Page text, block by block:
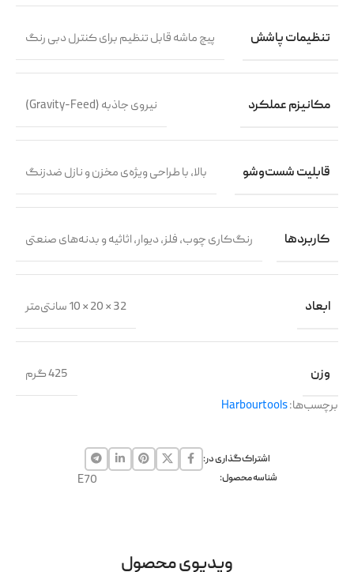
تنظیمات پاشش پیچ ماشه قابل تنظیم برای کنترل دبی رنگ
مکانیزم عملکرد نیروی جاذبه (Gravity-Feed)
قابلیت شست‌وشو بالا، با طراحی ویژه‌ی مخزن و نازل ضدزنگ
کاربردها رنگ‌کاری چوب، فلز، دیوار، اثاثیه و بدنه‌های صنعتی
ابعاد 32 × 20 × 10 سانتی‌متر
وزن
425 گرم
برچسب‌ها:Harbourtools
اشتراک گذاری در:
شناسه محصول:
E70
ویدیوی محصول